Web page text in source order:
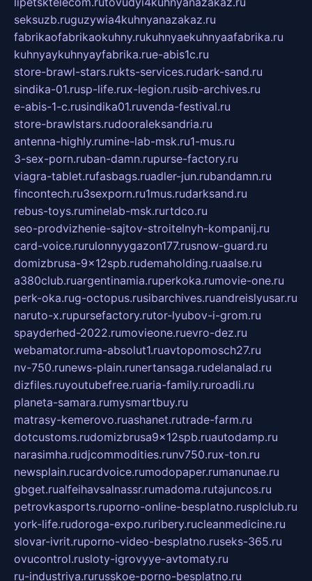
seksuzb.ruguzywia4kuhnyanazakaz.ru
fabrikaofabrikaokuhny.rukuhnyaekuhnyaafabrika.ru
kuhnyaykuhnyayfabrika.rue-abis1c.ru
store-brawl-stars.rukts-services.rudark-sand.ru
sindika-01.rusp-life.rux-legion.rusib-archives.ru
e-abis-1-c.rusindika01.ruvenda-festival.ru
store-brawlstars.rudooraleksandria.ru
antenna-highly.rumine-lab-msk.ru1-mus.ru
3-sex-porn.ruban-damn.rupurse-factory.ru
viagra-tablet.rufasbags.ruadler-jun.rubandamn.ru
fincontech.ru3sexporn.ru1mus.rudarksand.ru
rebus-toys.ruminelab-msk.rurtdco.ru
seo-prodvizhenie-sajtov-stroitelnyh-kompanij.ru
card-voice.rurulonnyygazon177.rusnow-guard.ru
domizbrusa-9x12spb.rudemaholding.ruaalse.ru
a380club.ruargentinamia.ruperkoka.rumovie-one.ru
perk-oka.rug-octopus.rusibarchives.ruandreislyusar.ru
naruto-x.rupursefactory.rutor-lyubov-i-grom.ru
spayderhed-2022.rumovieone.ruevro-dez.ru
webamator.ruma-absolut1.ruavtopomosch27.ru
nv-750.runews-plain.runertansaga.rudelanalad.ru
dizfiles.ruyoutubefree.ruaria-family.ruroadli.ru
planeta-samara.rumysmartbuy.ru
matrasy-kemerovo.ruashanet.rutrade-farm.ru
dotcustoms.rudomizbrusa9x12spb.ruautodamp.ru
narasimha.rudjcommodities.runv750.rux-ton.ru
newsplain.rucardvoice.rumodopaper.rumanunae.ru
gbget.rualfeihavsalnassr.rumadoma.rutajuncos.ru
petrovkasports.ruporno-online-besplatno.rusplclub.ru
york-life.rudoroga-expo.ruribery.rucleanmedicine.ru
slovar-ivrit.ruporno-video-besplatno.ruseks-365.ru
ovucontrol.rusloty-igrovyye-avtomaty.ru
ru-industriya.rurusskoe-porno-besplatno.ru